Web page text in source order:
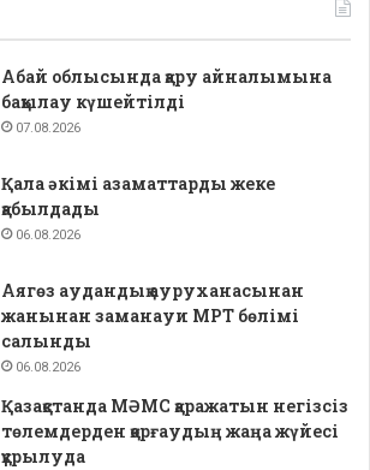
Абай облысында қару айналымына
бақылау күшейтілді
07.08.2026
Қала әкімі азаматтарды жеке
қабылдады
06.08.2026
Аягөз аудандық ауруханасынан
жанынан заманауи МРТ бөлімі
салынды
06.08.2026
Қазақстанда МӘМС қаражатын негізсіз
төлемдерден қорғаудың жаңа жүйесі
құрылуда